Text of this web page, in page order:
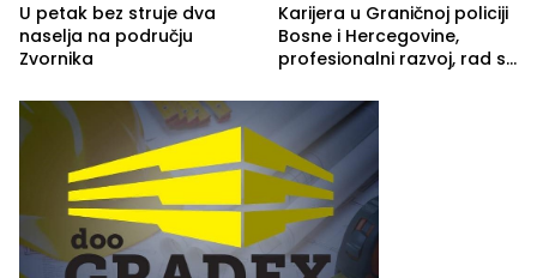
U petak bez struje dva
naselja na području
Zvornika
Karijera u Graničnoj policiji
Bosne i Hercegovine,
profesionalni razvoj, rad sa
služba građanima